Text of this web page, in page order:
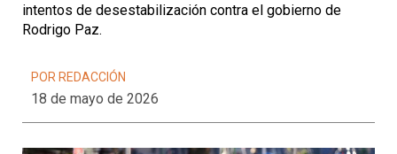
intentos de desestabilización contra el gobierno de
Rodrigo Paz.
POR REDACCIÓN
18 de mayo de 2026